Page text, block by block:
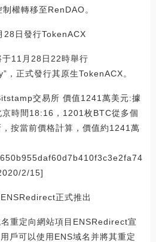
權轉移至RenDAO。
日發行TokenACX
11月28日22時舉行
，正式發行其原生TokenACX。
交易所 價值1241萬美元:據
時間18:16，1201枚BTC從多個
按當前價格計算，價值約1241萬
2/15]
正式推出
重定向網站項目ENSRedirect宣
戶可以使用ENS域名并將其重定